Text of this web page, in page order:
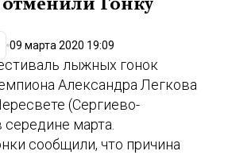
отменили Гонку
09 марта 2020 19:09
лыжных гонок
Александра Легкова
(Сергиево-
марта.
сообщили, что причина